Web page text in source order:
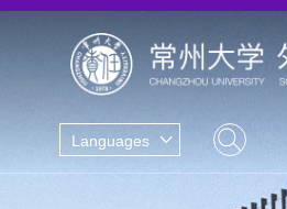
Languages